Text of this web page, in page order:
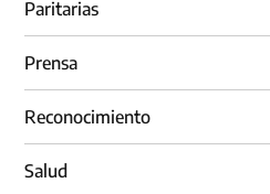
Paritarias
Prensa
Reconocimiento
Salud